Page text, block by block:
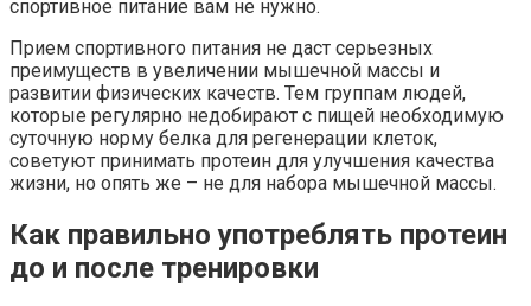
спортивное питание вам не нужно.
Прием спортивного питания не даст серьезных
преимуществ в увеличении мышечной массы и
развитии физических качеств. Тем группам людей,
которые регулярно недобирают с пищей необходимую
суточную норму белка для регенерации клеток,
советуют принимать протеин для улучшения качества
жизни, но опять же – не для набора мышечной массы.
Как правильно употреблять протеин
до и после тренировки